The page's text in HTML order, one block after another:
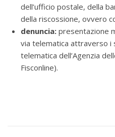
dell’ufficio postale, della
della riscossione, ovvero
denuncia: presentazione
via telematica attraverso i
telematica dell’Agenzia
Fisconline).